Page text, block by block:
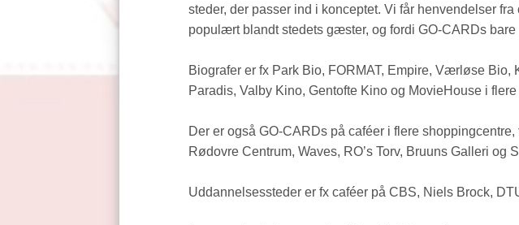
steder, der passer ind i konceptet. Vi får henvendelser
populært blandt stedets gæster, og fordi GO-CARDs bare
Biografer er fx Park Bio, FORMAT, Empire, Værløse Bio,
Paradis, Valby Kino, Gentofte Kino og MovieHouse i flere
Der er også GO-CARDs på caféer i flere
Rødovre Centrum, Waves, RO’s Torv, Bruuns Galleri og
Uddannelsessteder er fx caféer på CBS, Niels Brock,